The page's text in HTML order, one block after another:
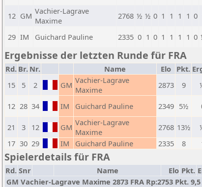
12 GM Vachier-Lagrave
Maxime
2768 ½ ½ 0 1 1 1 1 0
29 IM Guichard Pauline 2335 0 1 0 1 1 1 1 0
Ergebnisse der letzten Runde für FRA
Rd. Br. Nr. Name Elo Pkt.
15
5 2 GM Vachier-Lagrave
Maxime
2873 9
12 28 34 IM Guichard Pauline 2349 5½
21 3 12 GM Vachier-Lagrave
Maxime
2768 13½
17 30 29 IM Guichard Pauline 2335 8
Spielerdetails für FRA
Rd. Snr Name Elo Pkt.
GM Vachier-Lagrave Maxime 2873 FRA Rp:2753 Pkt. 9,5